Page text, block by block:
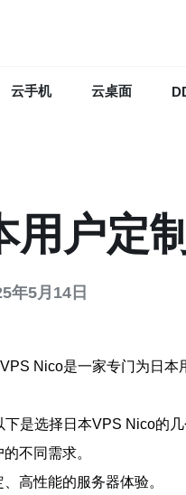
云手机 云桌面
户定
年5月14日
Nico是一家专门为日
是选择日本VPS Nico的几
不同需求。
高性能的服务器体验。